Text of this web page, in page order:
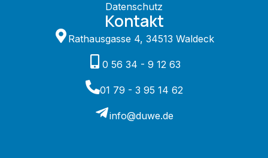
Datenschutz
Kontakt
Rathausgasse 4, 34513 Waldeck
0 56 34 - 9 12 63
01 79 - 3 95 14 62
info@duwe.de